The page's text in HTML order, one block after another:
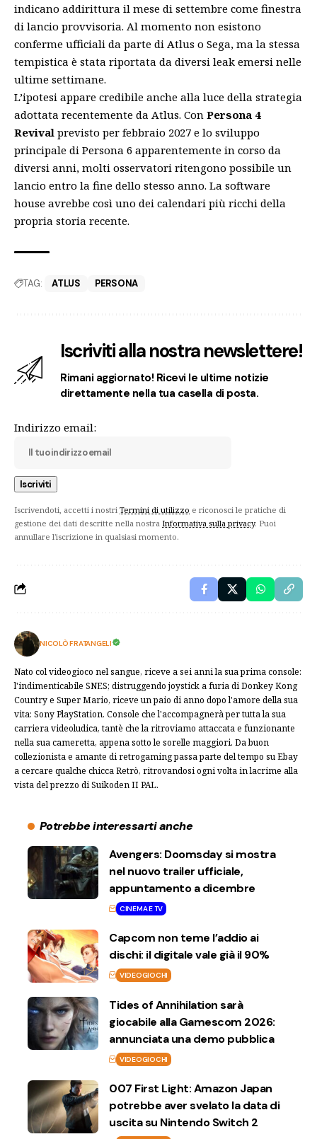
indicano addirittura il mese di settembre come finestra
di lancio provvisoria. Al momento non esistono
conferme ufficiali da parte di Atlus o Sega, ma la stessa
tempistica è stata riportata da diversi leak emersi nelle
ultime settimane.
L’ipotesi appare credibile anche alla luce della strategia
adottata recentemente da Atlus. Con Persona 4
Revival previsto per febbraio 2027 e lo sviluppo
principale di Persona 6 apparentemente in corso da
diversi anni, molti osservatori ritengono possibile un
lancio entro la fine dello stesso anno. La software
house avrebbe così uno dei calendari più ricchi della
propria storia recente.
TAG: ATLUS PERSONA
Iscriviti alla nostra newslettere!
Rimani aggiornato! Ricevi le ultime notizie
direttamente nella tua casella di posta.
Indirizzo email:
Iscrivendoti, accetti i nostri Termini di utilizzo e riconosci le pratiche di
gestione dei dati descritte nella nostra Informativa sulla privacy. Puoi
annullare l'iscrizione in qualsiasi momento.
NICOLÒ FRATANGELI
Nato col videogioco nel sangue, riceve a sei anni la sua prima console:
l'indimenticabile SNES; distruggendo joystick a furia di Donkey Kong
Country e Super Mario, riceve un paio di anno dopo l'amore della sua
vita: Sony PlayStation. Console che l'accompagnerà per tutta la sua
carriera videoludica, tantè che la ritroviamo attaccata e funzionante
nella sua cameretta, appena sotto le sorelle maggiori. Da buon
collezionista e amante di retrogaming passa parte del tempo su Ebay
a cercare qualche chicca Retrò, ritrovandosi ogni volta in lacrime alla
vista del prezzo di Suikoden II PAL.
Potrebbe interessarti anche
Avengers: Doomsday si mostra
nel nuovo trailer ufficiale,
appuntamento a dicembre
CINEMA E TV
Capcom non teme l’addio ai
dischi: il digitale vale già il 90%
VIDEOGIOCHI
Tides of Annihilation sarà
giocabile alla Gamescom 2026:
annunciata una demo pubblica
VIDEOGIOCHI
007 First Light: Amazon Japan
potrebbe aver svelato la data di
uscita su Nintendo Switch 2